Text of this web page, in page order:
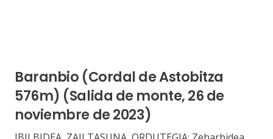
Baranbio (Cordal de Astobitza
576m) (Salida de monte, 26 de
noviembre de 2023)